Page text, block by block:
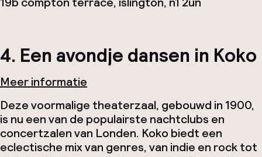
4. Een avondje dansen in Koko
Meer informatie
Deze voormalige theaterzaal, gebouwd in 1900,
is nu een van de populairste nachtclubs en
concertzalen van Londen. Koko biedt een
eclectische mix van genres, van indie en rock tot